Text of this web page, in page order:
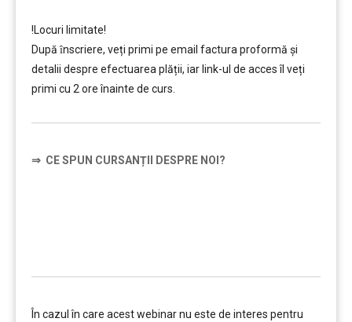
!Locuri limitate!
După ȋnscriere, veți primi pe email factura proformă și
detalii despre efectuarea plății, iar link-ul de acces îl veți
primi cu 2 ore înainte de curs.
⇒ CE SPUN CURSANȚII DESPRE NOI?
În cazul în care acest webinar nu este de interes pentru